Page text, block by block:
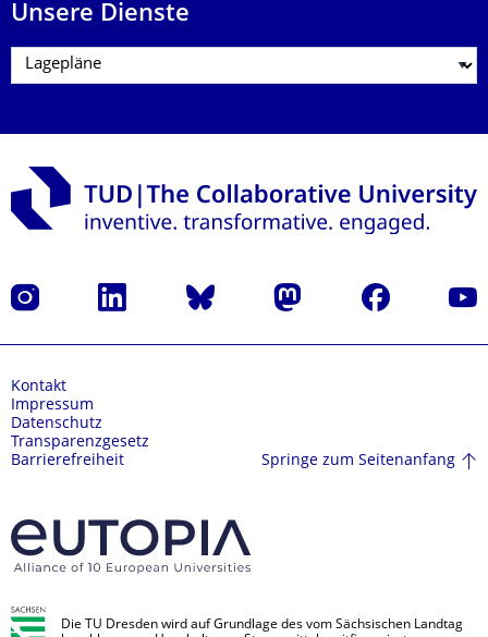
Unsere Dienste
Instagram LinkedIn Bluesky Mastodon Facebook
Kontakt
Impressum
Datenschutz
Transparenzgesetz
Barrierefreiheit
Springe zum Seitenanfang
Die TU Dresden wird auf Grundlage des vom Sächsischen Landtag